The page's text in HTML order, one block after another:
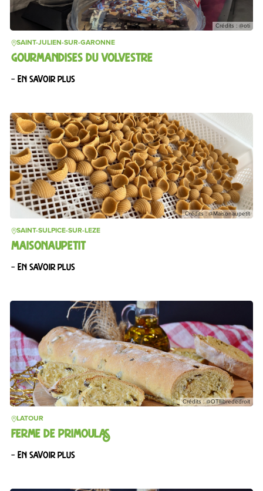
Crédits : @oti
SAINT-JULIEN-SUR-GARONNE
GOURMANDISES DU VOLVESTRE
– En savoir plus
Crédits : @Maisonaupetit
SAINT-SULPICE-SUR-LEZE
MAISONAUPETIT
– En savoir plus
Crédits : @OTIlibrededroit
LATOUR
FERME DE PRIMOULAS
– En savoir plus